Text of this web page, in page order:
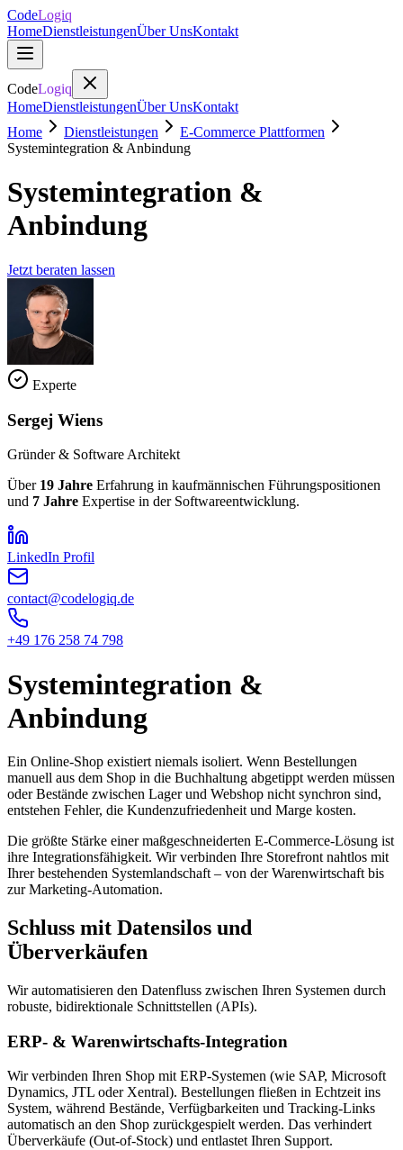
CodeLogiq
HomeDienstleistungenÜber UnsKontakt
CodeLogiq
HomeDienstleistungenÜber UnsKontakt
Home
Dienstleistungen
E-Commerce Plattformen
Systemintegration & Anbindung
Systemintegration &
Anbindung
Jetzt beraten lassen
Experte
Sergej Wiens
Gründer & Software Architekt
Über 19 Jahre Erfahrung in kaufmännischen Führungspositionen
und 7 Jahre Expertise in der Softwareentwicklung.
LinkedIn Profil
contact@codelogiq.de
+49 176 258 74 798
Systemintegration &
Anbindung
Ein Online-Shop existiert niemals isoliert. Wenn Bestellungen
manuell aus dem Shop in die Buchhaltung abgetippt werden müssen
oder Bestände zwischen Lager und Webshop nicht synchron sind,
entstehen Fehler, die Kundenzufriedenheit und Marge kosten.
Die größte Stärke einer maßgeschneiderten E-Commerce-Lösung ist
ihre Integrationsfähigkeit. Wir verbinden Ihre Storefront nahtlos mit
Ihrer bestehenden Systemlandschaft – von der Warenwirtschaft bis
zur Marketing-Automation.
Schluss mit Datensilos und
Überverkäufen
Wir automatisieren den Datenfluss zwischen Ihren Systemen durch
robuste, bidirektionale Schnittstellen (APIs).
ERP- & Warenwirtschafts-Integration
Wir verbinden Ihren Shop mit ERP-Systemen (wie SAP, Microsoft
Dynamics, JTL oder Xentral). Bestellungen fließen in Echtzeit ins
System, während Bestände, Verfügbarkeiten und Tracking-Links
automatisch an den Shop zurückgespielt werden. Das verhindert
Überverkäufe (Out-of-Stock) und entlastet Ihren Support.